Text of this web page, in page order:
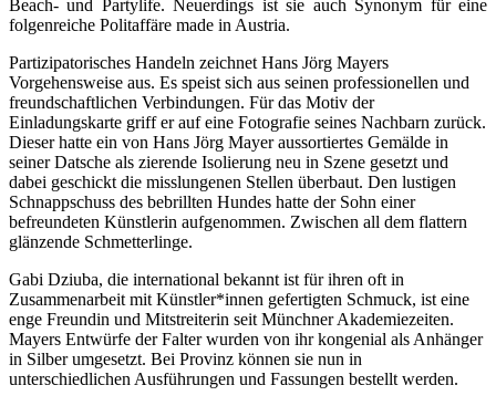
Beach- und Partylife. Neuerdings ist sie auch Synonym für eine
folgenreiche Politaffäre made in Austria.
Partizipatorisches Handeln zeichnet Hans Jörg Mayers
Vorgehensweise aus. Es speist sich aus seinen professionellen und
freundschaftlichen Verbindungen. Für das Motiv der
Einladungskarte griff er auf eine Fotografie seines Nachbarn zurück.
Dieser hatte ein von Hans Jörg Mayer aussortiertes Gemälde in
seiner Datsche als zierende Isolierung neu in Szene gesetzt und
dabei geschickt die misslungenen Stellen überbaut. Den lustigen
Schnappschuss des bebrillten Hundes hatte der Sohn einer
befreundeten Künstlerin aufgenommen. Zwischen all dem flattern
glänzende Schmetterlinge.
Gabi Dziuba, die international bekannt ist für ihren oft in
Zusammenarbeit mit Künstler*innen gefertigten Schmuck, ist eine
enge Freundin und Mitstreiterin seit Münchner Akademiezeiten.
Mayers Entwürfe der Falter wurden von ihr kongenial als Anhänger
in Silber umgesetzt. Bei Provinz können sie nun in
unterschiedlichen Ausführungen und Fassungen bestellt werden.